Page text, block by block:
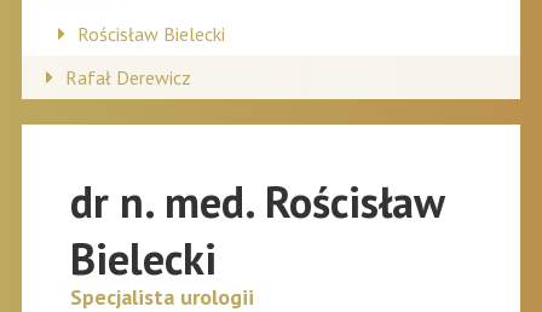
Rościsław Bielecki
Rafał Derewicz
dr n. med. Rościsław
Bielecki
Specjalista urologii